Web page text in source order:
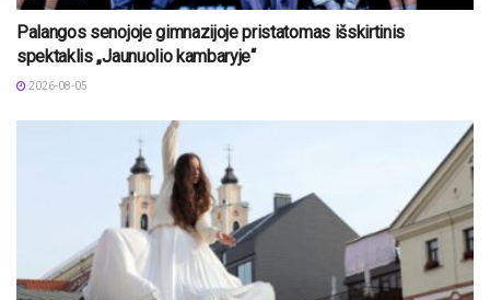
Palangos senojoje gimnazijoje pristatomas išskirtinis
spektaklis „Jaunuolio kambaryje“
2026-08-05